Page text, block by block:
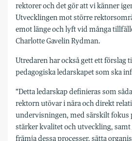
rektorer och det gör att vi känner
Utvecklingen mot större
emot länge och lyft vid många
Charlotte Gavelin Rydman.
Utredaren har också gett ett förslag
pedagogiska ledarskapet som ska
”Detta ledarskap definieras som
rektorn utövar i nära och direkt
undervisningen, med särskilt fokus
stärker kvalitet och utveckling,
främja dessa processer, sätta